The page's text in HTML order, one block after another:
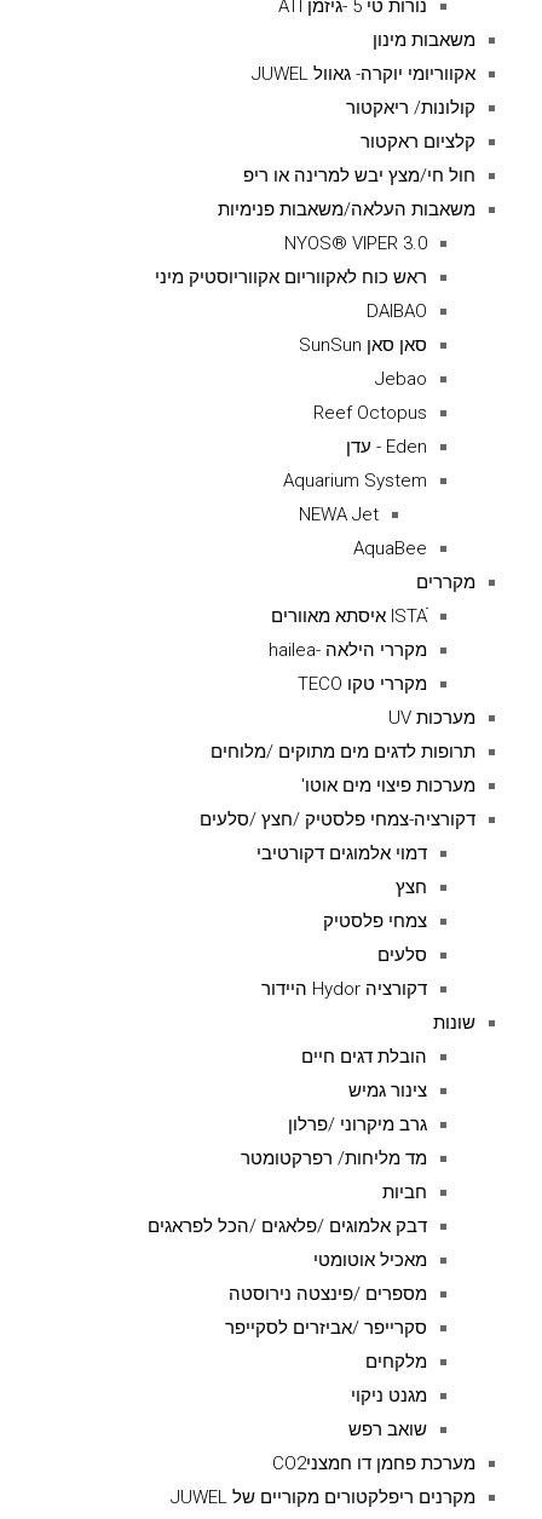
נורות טי 5 -גיזמן ATI
משאבות מינון
אקווריומי יוקרה- גאוול JUWEL
קולונות/ ריאקטור
קלציום ראקטור
חול חי/מצץ יבש למרינה או ריפ
משאבות העלאה/משאבות פנימיות
NYOS® VIPER 3.0
ראש כוח לאקווריום אקווריוסטיק מיני
DAIBAO
סאן סאן SunSun
Jebao
Reef Octopus
Eden - עדן
Aquarium System
NEWA Jet
AquaBee
מקררים
ISTAׁׂ איסתא מאוורים
מקררי הילאה -hailea
מקררי טקו TECO
מערכות UV
תרופות לדגים מים מתוקים /מלוחים
מערכות פיצוי מים אוטו'
דקורציה-צמחי פלסטיק /חצץ /סלעים
דמוי אלמוגים דקורטיבי
חצץ
צמחי פלסטיק
סלעים
דקורציה Hydor היידור
שונות
הובלת דגים חיים
צינור גמיש
גרב מיקרוני /פרלון
מד מליחות/ רפרקטומטר
חביות
דבק אלמוגים /פלאגים /הכל לפראגים
מאכיל אוטומטי
מספרים /פינצטה נירוסטה
סקרייפר /אביזרים לסקייפר
מלקחים
מגנט ניקוי
שואב רפש
מערכת פחמן דו חמצניCO2
מקרנים ריפלקטורים מקוריים של JUWEL